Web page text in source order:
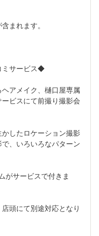
まれます。
ミサービス◆
アメイク、樋口屋専属
ビスにて前撮り撮影会
したロケーション撮影
、いろいろなパターン
がサービスで付きま
頭にて別途対応となり